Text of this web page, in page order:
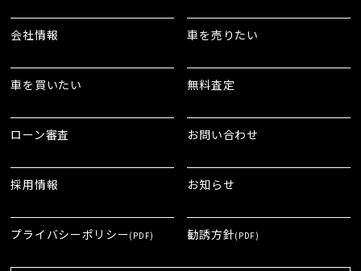
会社情報 車を売りたい
車を買いたい 無料査定
ローン審査 お問い合わせ
採用情報 お知らせ
プライバシーポリシー(PDF) 勧誘方針(PDF)